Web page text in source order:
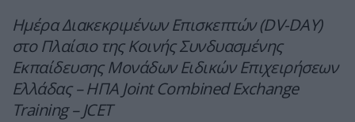
Ημέρα Διακεκριμένων Επισκεπτών (DV-DAY)
στο Πλαίσιο της Κοινής Συνδυασμένης
Εκπαίδευσης Μονάδων Ειδικών Επιχειρήσεων
Ελλάδας – ΗΠΑ Joint Combined Exchange
Training – JCET